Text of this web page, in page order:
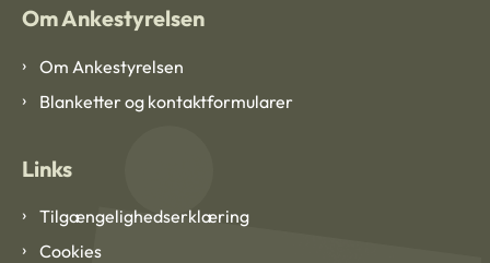
Om Ankestyrelsen
Om Ankestyrelsen
Blanketter og kontaktformularer
Links
Tilgængelighedserklæring
Cookies